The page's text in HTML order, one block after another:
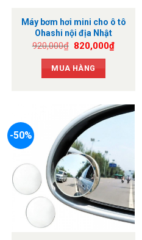
Máy bơm hơi mini cho ô tô
Ohashi nội địa Nhật
920,000₫ Giá
là:
920,000₫.
820,000₫Giá
MUA HÀNG
-50%